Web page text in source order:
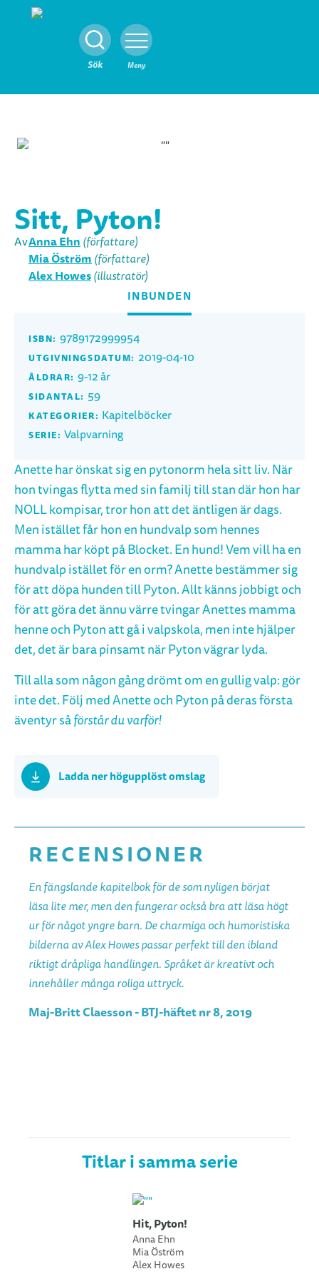
Sök
Stäng Meny
Sitt, Pyton!
AvAnna Ehn (författare)
Mia Öström (författare)
Alex Howes(illustratör)
INBUNDEN
ISBN: 9789172999954
UTGIVNINGSDATUM: 2019-04-10
ÅLDRAR: 9-12 år
SIDANTAL: 59
KATEGORIER: Kapitelböcker
SERIE: Valpvarning
Anette har önskat sig en pytonorm hela sitt liv. När
hon tvingas flytta med sin familj till stan där hon har
NOLL kompisar, tror hon att det äntligen är dags.
Men istället får hon en hundvalp som hennes
mamma har köpt på Blocket. En hund! Vem vill ha en
hundvalp istället för en orm? Anette bestämmer sig
för att döpa hunden till Pyton. Allt känns jobbigt och
för att göra det ännu värre tvingar Anettes mamma
henne och Pyton att gå i valpskola, men inte hjälper
det, det är bara pinsamt när Pyton vägrar lyda.
Till alla som någon gång drömt om en gullig valp: gör
inte det. Följ med Anette och Pyton på deras första
äventyr såförstår du varför!
Ladda ner högupplöst omslag
RECENSIONER
En fängslande kapitelbok för de som nyligen börjat
läsa lite mer, men den fungerar också bra att läsa högt
ur för något yngre barn. De charmiga och humoristiska
bilderna av Alex Howes passar perfekt till den ibland
riktigt dråpliga handlingen. Språket är kreativt och
innehåller många roliga uttryck.
Maj-Britt Claesson - BTJ-häftet nr 8, 2019
Titlar i samma serie
Hit, Pyton!
Anna Ehn
Mia Öström
Alex Howes